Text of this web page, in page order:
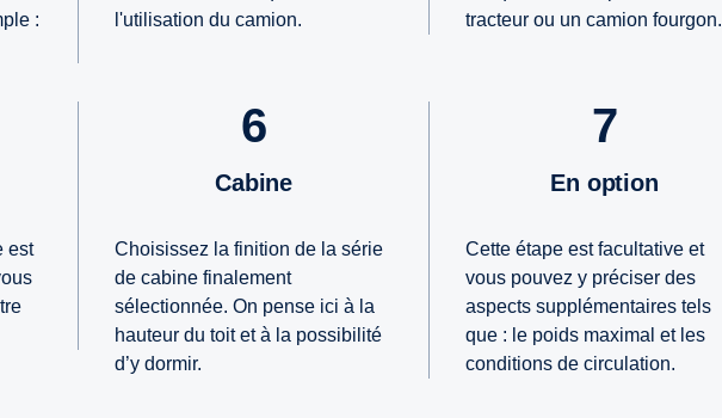
:
l'utilisation du camion.
tracteur ou un camion fourgon.
est
6
Cabine
Choisissez la finition de la série
de cabine finalement
sélectionnée. On pense ici à la
hauteur du toit et à la possibilité
d’y dormir.
7
En option
Cette étape est facultative et
vous pouvez y préciser des
aspects supplémentaires tels
que : le poids maximal et les
conditions de circulation.